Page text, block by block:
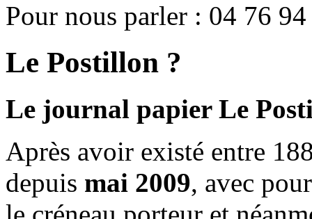
Pour nous parler : 04 76
Le Postillon ?
Le journal papier Le
Après avoir existé entre
depuis mai 2009, avec